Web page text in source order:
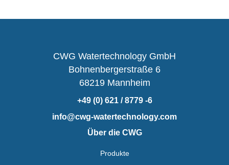
CWG Watertechnology GmbH
Bohnenbergerstraße 6
68219 Mannheim
+49 (0) 621 / 8779 -6
info@cwg-watertechnology.com
Über die CWG
Produkte